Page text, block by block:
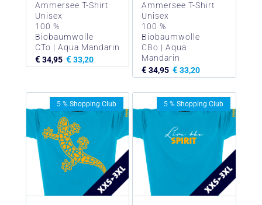
Ammersee T-Shirt
Unisex
100 %
Biobaumwolle
CTo | Aqua Mandarin
€ 34,95 € 33,20
Ammersee T-Shirt
Unisex
100 %
Biobaumwolle
CBo | Aqua
Mandarin
€ 34,95 € 33,20
5 % Shopping Club 5 % Shopping Club